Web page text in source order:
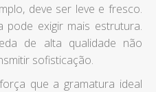
deve ser leve e fresco.
pode exigir mais estrutura.
de alta qualidade não
sofisticação.
que a gramatura ideal